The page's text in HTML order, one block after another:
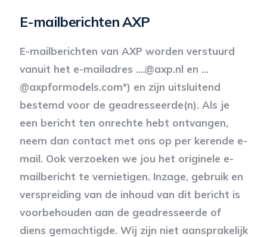
E-mailberichten AXP
E-mailberichten van AXP worden verstuurd
vanuit het e-mailadres ….@axp.nl en …
@axpformodels.com*) en zijn uitsluitend
bestemd voor de geadresseerde(n). Als je
een bericht ten onrechte hebt ontvangen,
neem dan contact met ons op per kerende e-
mail. Ook verzoeken we jou het originele e-
mailbericht te vernietigen. Inzage, gebruik en
verspreiding van de inhoud van dit bericht is
voorbehouden aan de geadresseerde of
diens gemachtigde. Wij zijn niet aansprakelijk